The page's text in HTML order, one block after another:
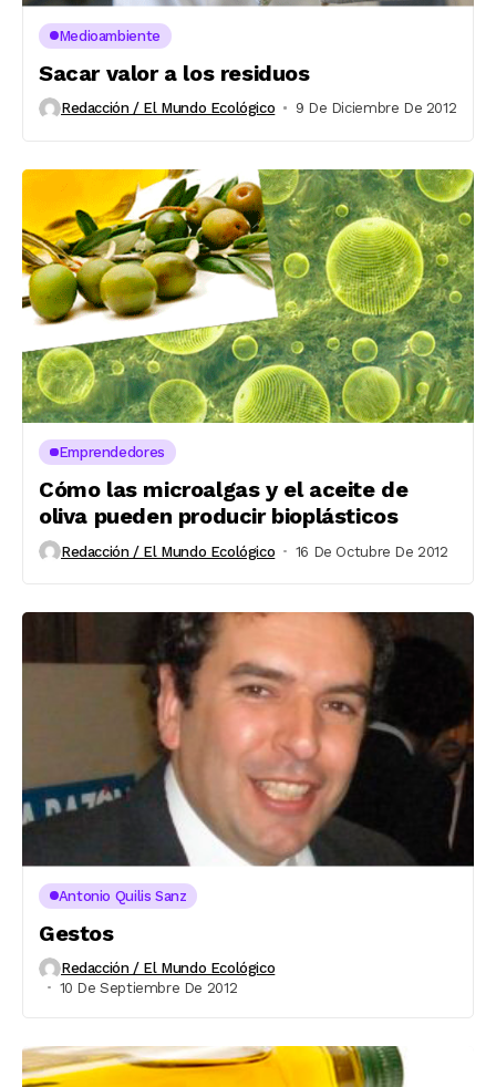
Medioambiente
Sacar valor a los residuos
Redacción / El Mundo Ecológico 9 De Diciembre De 2012
Emprendedores
Cómo las microalgas y el aceite de
oliva pueden producir bioplásticos
Redacción / El Mundo Ecológico 16 De Octubre De 2012
Antonio Quilis Sanz
Gestos
Redacción / El Mundo Ecológico
10 De Septiembre De 2012